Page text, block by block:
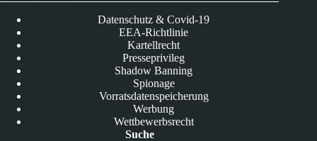
Datenschutz & Covid-19
EEA-Richtlinie
Kartellrecht
Presseprivileg
Shadow Banning
Spionage
Vorratsdatenspeicherung
Werbung
Wettbewerbsrecht
Suche